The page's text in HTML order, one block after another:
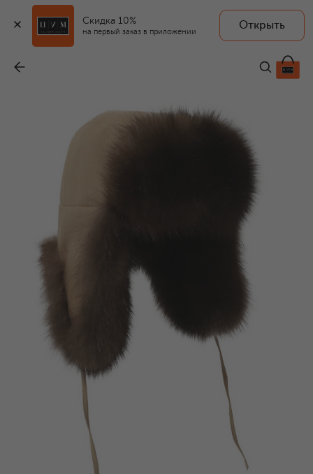
Скидка 10%
на первый заказ в приложении
Открыть
390 000 ₽